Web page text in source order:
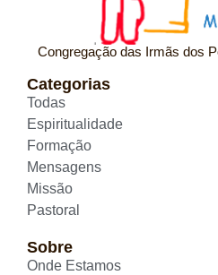
Congregação das Irmãs dos
Categorias
Todas
Espiritualidade
Formação
Mensagens
Missão
Pastoral
Sobre
Onde Estamos